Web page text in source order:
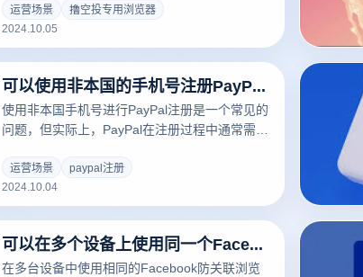
保护功能尤为重要，可以有效防止数据跟踪和身
份泄露。其次，支持多账户管理的功能非常有
用，让用户可以轻松管理不同的钱包和账户，防
容忽视。快速输入和流畅的操作体验将直接影响
空投的效率。最后，浏览器是否支持插件或扩展
功能，也可以使用自己选择的功能。
运营场景
撸空投专用浏览器
2024.10.05
可以使用非本国的手机号注册PayPal吗？
使用非本国手机号进行PayPal注册是一个常见的
问题，但实际上，PayPal在注册过程中通常需要
这是为了保证账户的安全性和合规性，也方便身
份认证和账户恢复。因此，虽然在某些情况下可
能会使用非本国手机号码进行注册，但建议使用
到的麻烦或限制。了解各个地区的具体要求，可
以帮助用户更顺利地完成PayPal的注册。
运营场景
paypal注册
2024.10.04
可以在多个设备上使用同一个Facebook防关联浏览器吗？
在多台设备中使用相同的Facebook防关联浏览